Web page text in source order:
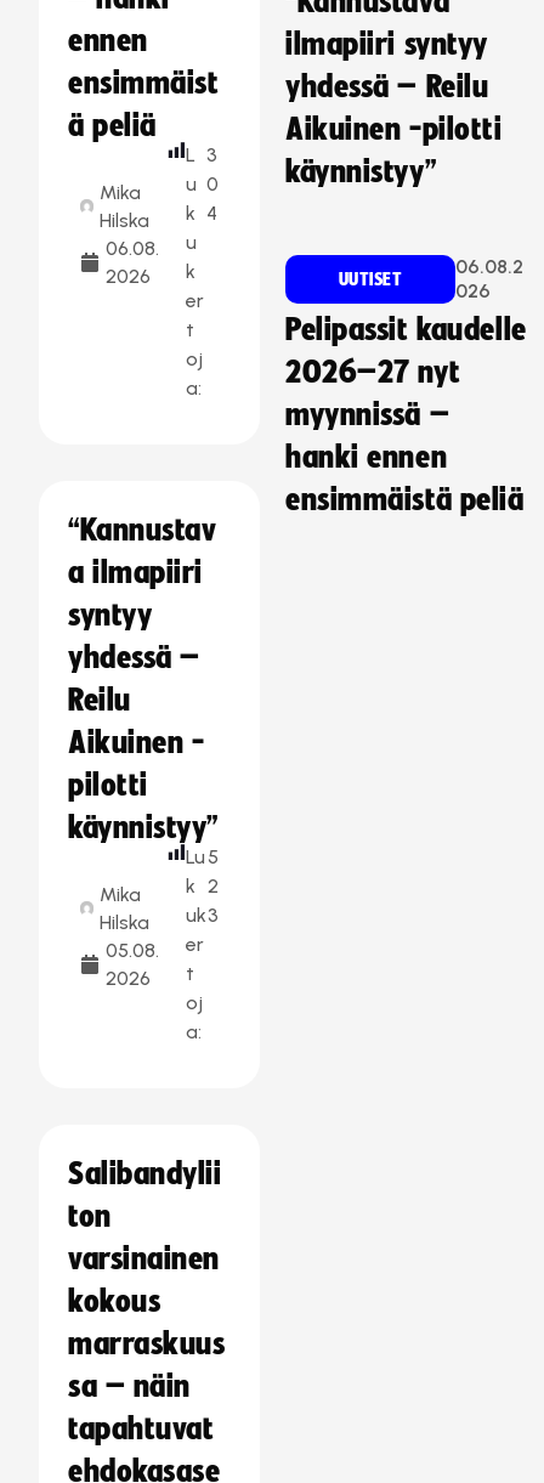
ennen
ensimmäist
ä peliä
Mika
Hilska
06.08.
2026
L
u
k
u
k
er
t
oj
a:
3
0
4
“Kannustav
a ilmapiiri
syntyy
yhdessä –
Reilu
Aikuinen -
pilotti
käynnistyy”
Mika
Hilska
05.08.
2026
Lu
k
uk
er
t
oj
a:
5
2
3
Salibandylii
ton
varsinainen
kokous
marraskuus
sa – näin
tapahtuvat
ehdokasase
ilmapiiri syntyy
yhdessä – Reilu
Aikuinen -pilotti
käynnistyy”
UUTISET
06.08.2
026
Pelipassit kaudelle
2026–27 nyt
myynnissä –
hanki ennen
ensimmäistä peliä